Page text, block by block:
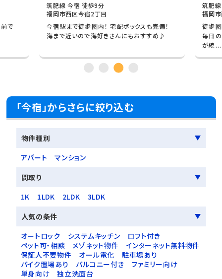
で
筑肥線 今宿 徒歩9分
福岡市西区今宿2丁目
今宿駅まで徒歩圏内！ 宅配ボックスも完備！
海まで近いので海好きさんにもおすすめ♪
筑肥
福岡
徒歩
毎日
が続...
「今宿」からさらに絞り込む
物件種別
アパート
マンション
間取り
1K
1LDK 2LDK
3LDK
人気の条件
オートロック
システムキッチン
ロフト付き
ペット可・相談
メゾネット物件
インターネット無料物件
保証人不要物件
オール電化
駐車場あり
バイク置場あり
バルコニー付き
ファミリー向け
単身向け
独立洗面台